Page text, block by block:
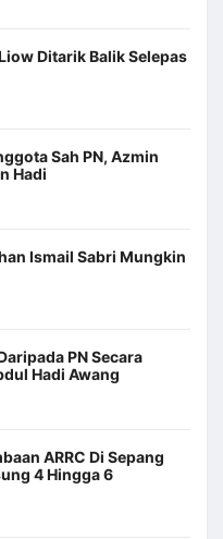
Ditarik Balik Selepas
Sah PN, Azmin
Hadi
Ismail Sabri Mungkin
PN Secara
Hadi Awang
ARRC Di Sepang
4 Hingga 6